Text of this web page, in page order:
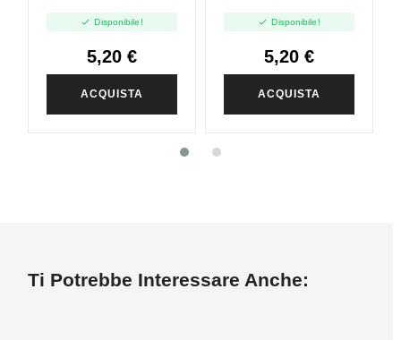
 Disponibile!
5,20 €
ACQUISTA
 Disponibile!
5,20 €
ACQUISTA
Ti Potrebbe Interessare Anche: